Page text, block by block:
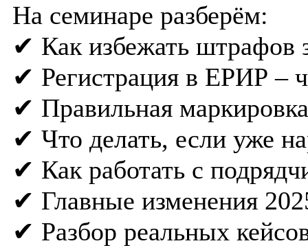
На семинаре разберём:
✔ Как избежать штрафов
✔ Регистрация в ЕРИР –
✔ Правильная
✔ Что делать, если уже
✔ Как работать с
✔ Главные изменения
✔ Разбор реальных